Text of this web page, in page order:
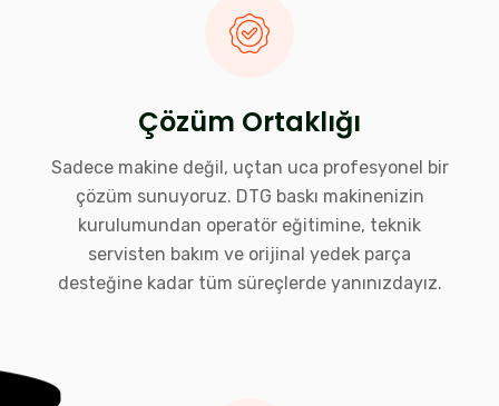
Çözüm Ortaklığı
Sadece makine değil, uçtan uca profesyonel bir
çözüm sunuyoruz. DTG baskı makinenizin
kurulumundan operatör eğitimine, teknik
servisten bakım ve orijinal yedek parça
desteğine kadar tüm süreçlerde yanınızdayız.